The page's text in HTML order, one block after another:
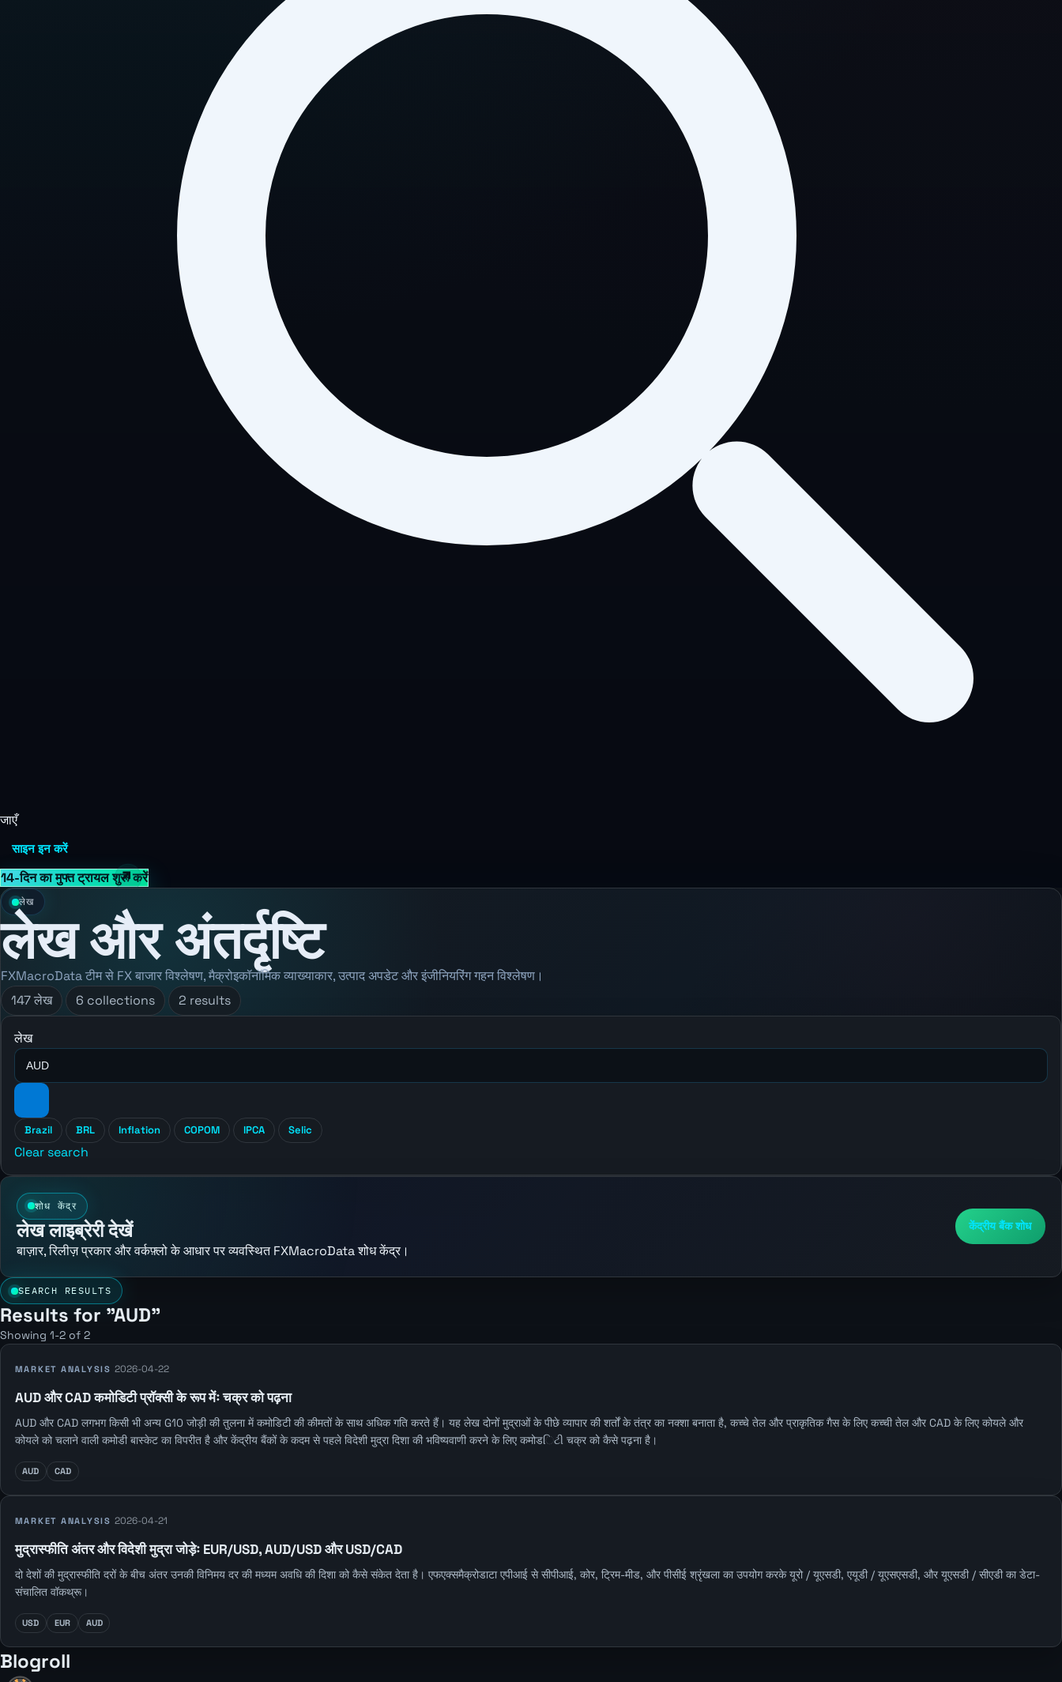
जाएँ
साइन इन करें
14-दिन का मुफ्त ट्रायल शुरू करें
लेख
लेख और अंतर्दृष्टि
FXMacroData टीम से FX बाजार विश्लेषण, मैक्रोइकॉनॉमिक व्याख्याकार, उत्पाद अपडेट और इंजीनियरिंग गहन विश्लेषण।
147 लेख
6 collections 2 results
लेख
Brazil BRL Inflation COPOM IPCA Selic
Clear search
शोध केंद्र
लेख लाइब्रेरी देखें
बाज़ार, रिलीज़ प्रकार और वर्कफ़्लो के आधार पर व्यवस्थित FXMacroData शोध केंद्र।
केंद्रीय बैंक शोध
SEARCH RESULTS
Results for "AUD"
Showing 1-2 of 2
MARKET ANALYSIS 2026-04-22
AUD और CAD कमोडिटी प्रॉक्सी के रूप मेंः चक्र को पढ़ना
AUD और CAD लगभग किसी भी अन्य G10 जोड़ी की तुलना में कमोडिटी की कीमतों के साथ अधिक गति करते हैं। यह लेख दोनों मुद्राओं के पीछे व्यापार की शर्तों के तंत्र का नक्शा बनाता है, कच्चे तेल और प्राकृतिक गैस के लिए कच्ची तेल और CAD के लिए कोयले और
कोयले को चलाने वाली कमोडी बास्केट का विपरीत है और केंद्रीय बैंकों के कदम से पहले विदेशी मुद्रा दिशा की भविष्यवाणी करने के लिए कमोडિટી चक्र को कैसे पढ़ना है।
AUD CAD
MARKET ANALYSIS 2026-04-21
मुद्रास्फीति अंतर और विदेशी मुद्रा जोड़ेः EUR/USD, AUD/USD और USD/CAD
दो देशों की मुद्रास्फीति दरों के बीच अंतर उनकी विनिमय दर की मध्यम अवधि की दिशा को कैसे संकेत देता है। एफएक्समैक्रोडाटा एपीआई से सीपीआई, कोर, ट्रिम-मीड, और पीसीई श्रृंखला का उपयोग करके यूरो / यूएसडी, एयूडी / यूएसएसडी, और यूएसडी / सीएडी का डेटा-
संचालित वॉकथ्रू।
USD EUR AUD
Blogroll